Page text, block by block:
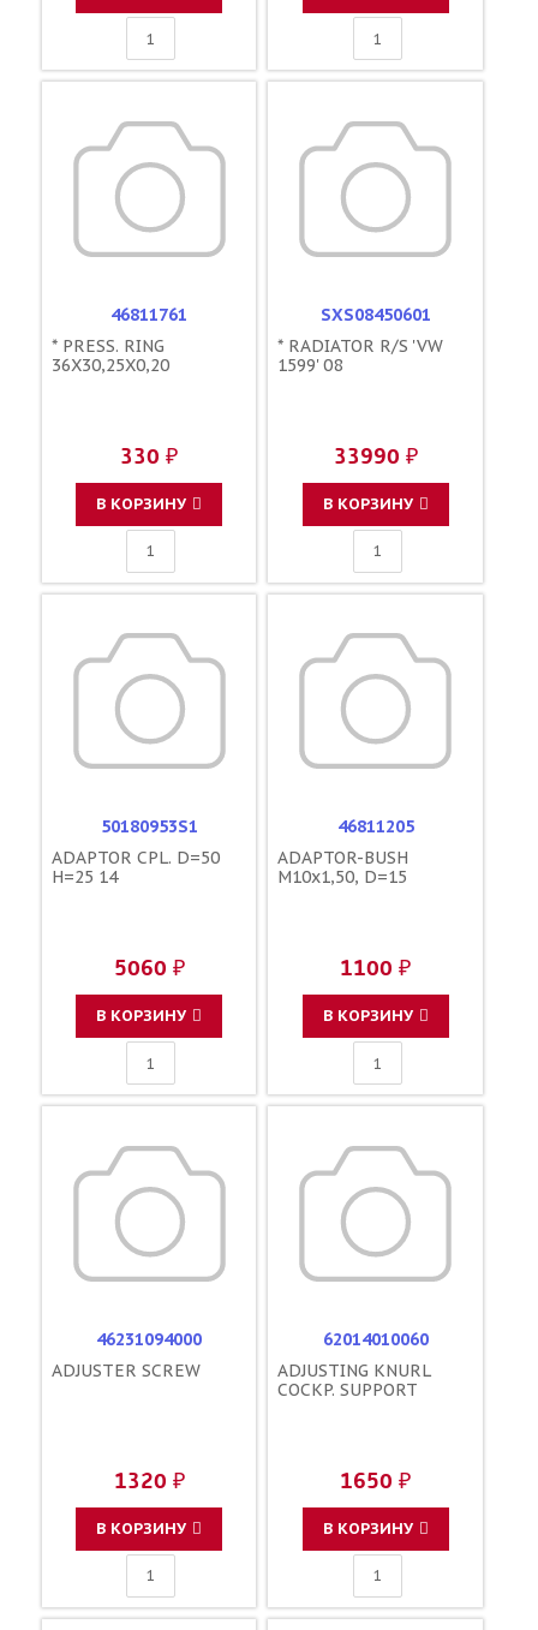
46811761
* PRESS. RING
36X30,25X0,20
330 ₽
В КОРЗИНУ
SXS08450601
* RADIATOR R/S 'VW
1599' 08
33990 ₽
В КОРЗИНУ
50180953S1
ADAPTOR CPL. D=50
H=25 14
5060 ₽
В КОРЗИНУ
46811205
ADAPTOR-BUSH
M10x1,50, D=15
1100 ₽
В КОРЗИНУ
46231094000
ADJUSTER SCREW
1320 ₽
В КОРЗИНУ
62014010060
ADJUSTING KNURL
COCKP. SUPPORT
1650 ₽
В КОРЗИНУ